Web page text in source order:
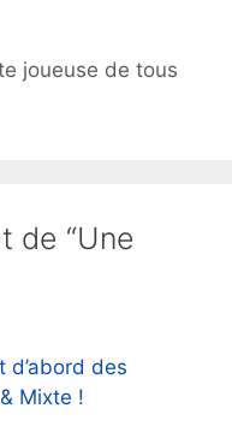
joueuse de tous
de “Une
d’abord des
Mixte !